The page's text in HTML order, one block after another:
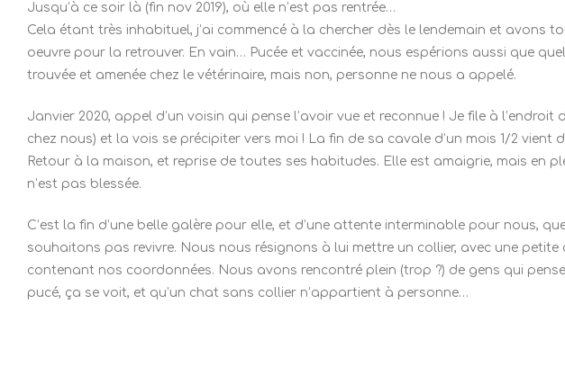
Jusqu’à ce soir là (fin nov 2019), où elle n’est pas rentrée…
Cela étant très inhabituel, j’ai commencé à la chercher dès le lendemain et avons
oeuvre pour la retrouver. En vain… Pucée et vaccinée, nous espérions aussi que
trouvée et amenée chez le vétérinaire, mais non, personne ne nous a appelé.
Janvier 2020, appel d’un voisin qui pense l’avoir vue et reconnue ! Je file à l’endroit
chez nous) et la vois se précipiter vers moi ! La fin de sa cavale d’un mois 1/2 vient
Retour à la maison, et reprise de toutes ses habitudes. Elle est amaigrie, mais en
n’est pas blessée.
C’est la fin d’une belle galère pour elle, et d’une attente interminable pour nous,
souhaitons pas revivre. Nous nous résignons à lui mettre un collier, avec une petite
contenant nos coordonnées. Nous avons rencontré plein (trop ?) de gens qui
pucé, ça se voit, et qu’un chat sans collier n’appartient à personne…